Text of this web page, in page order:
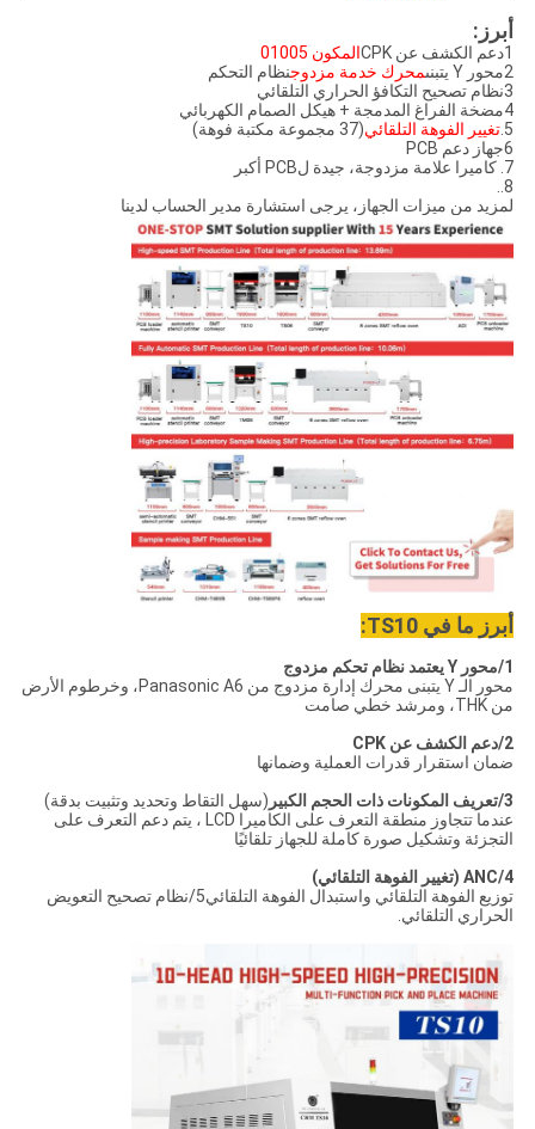
أبرز:
1دعم الكشف عن CPK
المكون 01005
2محور Y يتبنى
محرك خدمة مزدوجنظام التحكم
3نظام تصحيح التكافؤ الحراري التلقائي
4مضخة الفراغ المدمجة + هيكل الصمام الكهربائي
5. تغيير الفوهة التلقائي(37 مجموعة مكتبة فوهة)
6جهاز دعم PCB
7. كاميرا علامة مزدوجة، جيدة لPCB أكبر
8..
لمزيد من ميزات الجهاز، يرجى استشارة مدير الحساب لدينا
أبرز ما في TS10:
1/محور Y يعتمد نظام تحكم مزدوج
محور الـ Y يتبنى محرك إدارة مزدوج من Panasonic A6، وخرطوم الأرض
من THK، ومرشد خطي صامت
2/دعم الكشف عن CPK
ضمان استقرار قدرات العملية وضمانها
3/تعريف المكونات ذات الحجم الكبير
(سهل التقاط وتحديد وتثبيت بدقة)
عندما تتجاوز منطقة التعرف على الكاميرا LCD ، يتم دعم التعرف على
التجزئة وتشكيل صورة كاملة للجهاز تلقائيًا
4/ANC (تغيير الفوهة التلقائي)
توزيع الفوهة التلقائي واستبدال الفوهة التلقائي5/نظام تصحيح التعويض
الحراري التلقائي.